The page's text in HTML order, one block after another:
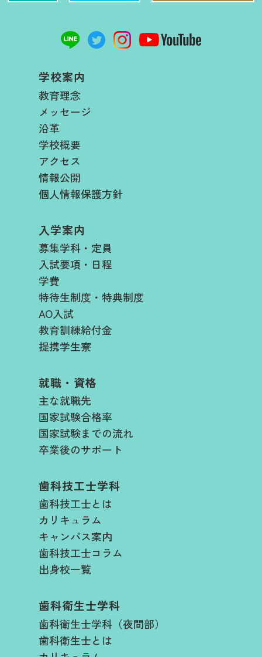
学校案内
教育理念
メッセージ
沿革
学校概要
アクセス
情報公開
個人情報保護方針
入学案内
募集学科・定員
入試要項・日程​
学費​
特待生制度・特典制度
AO入試
教育訓練給付金
提携学生寮
就職・資格
主な就職先
国家試験合格率
国家試験までの流れ
卒業後のサポート
歯科技工士学科
歯科技工士とは
カリキュラム
キャンパス案内
歯科技工士コラム
出身校一覧
歯科衛生士学科
歯科衛生士学科（夜間部）
歯科衛生士とは